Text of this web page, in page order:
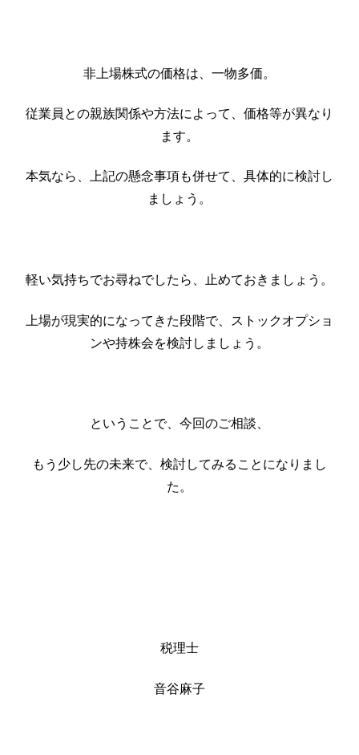
非上場株式の価格は、一物多価。
従業員との親族関係や方法によって、価格等が異なり
ます。
本気なら、上記の懸念事項も併せて、具体的に検討し
ましょう。
軽い気持ちでお尋ねでしたら、止めておきましょう。
上場が現実的になってきた段階で、ストックオプショ
ンや持株会を検討しましょう。
ということで、今回のご相談、
もう少し先の未来で、検討してみることになりまし
た。
税理士
音谷麻子